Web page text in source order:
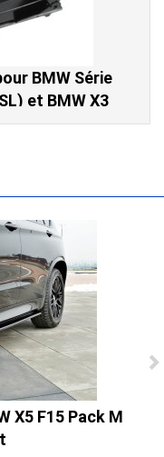
Sorties avec
GT & V6
BMW Série
et BMW X3
X5 F15 Pack M